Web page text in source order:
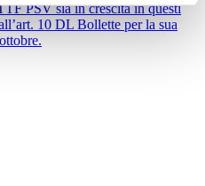
PSV sia in crescita in questi
10 DL Bollette per la sua